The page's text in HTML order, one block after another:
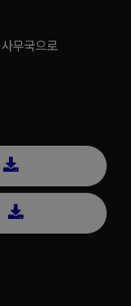
무국으로